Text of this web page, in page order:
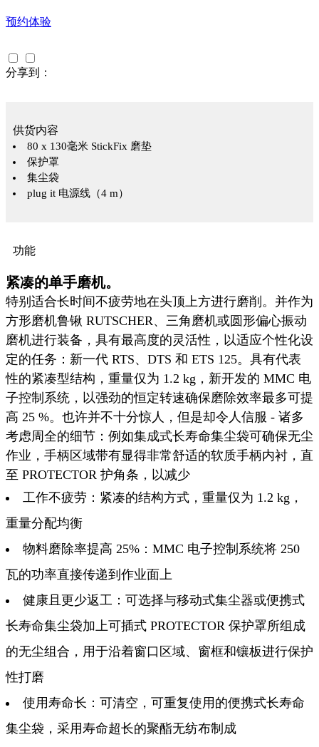
预约体验
分享到：
供货内容
80 x 130毫米 StickFix 磨垫
保护罩
集尘袋
plug it 电源线（4 m）
功能
紧凑的单手磨机。
特别适合长时间不疲劳地在头顶上方进行磨削。并作为
方形磨机鲁锹 RUTSCHER、三角磨机或圆形偏心振动
磨机进行装备，具有最高度的灵活性，以适应个性化设
定的任务：新一代 RTS、DTS 和 ETS 125。具有代表
性的紧凑型结构，重量仅为 1.2 kg，新开发的 MMC 电
子控制系统，以强劲的恒定转速确保磨除效率最多可提
高 25 %。也许并不十分惊人，但是却令人信服 - 诸多
考虑周全的细节：例如集成式长寿命集尘袋可确保无尘
作业，手柄区域带有显得非常舒适的软质手柄内衬，直
至 PROTECTOR 护角条，以减少
工作不疲劳：紧凑的结构方式，重量仅为 1.2 kg，
重量分配均衡
物料磨除率提高 25%：MMC 电子控制系统将 250
瓦的功率直接传递到作业面上
健康且更少返工：可选择与移动式集尘器或便携式
长寿命集尘袋加上可插式 PROTECTOR 保护罩所组成
的无尘组合，用于沿着窗口区域、窗框和镶板进行保护
性打磨
使用寿命长：可清空，可重复使用的便携式长寿命
集尘袋，采用寿命超长的聚酯无纺布制成